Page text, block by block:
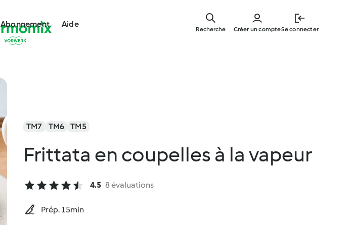
main
Abonnement Aide
Créer un compteSe connecter
Recherche
TM7 TM6 TM5
Frittata en coupelles à la vapeur
4.5 8 évaluations
Prép. 15min